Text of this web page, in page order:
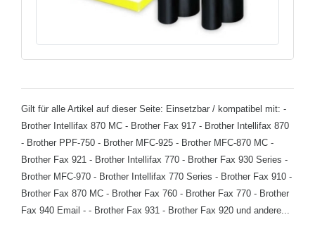
Gilt für alle Artikel auf dieser Seite: Einsetzbar / kompatibel mit: -
Brother Intellifax 870 MC - Brother Fax 917 - Brother Intellifax 870
- Brother PPF-750 - Brother MFC-925 - Brother MFC-870 MC -
Brother Fax 921 - Brother Intellifax 770 - Brother Fax 930 Series -
Brother MFC-970 - Brother Intellifax 770 Series - Brother Fax 910 -
Brother Fax 870 MC - Brother Fax 760 - Brother Fax 770 - Brother
Fax 940 Email - - Brother Fax 931 - Brother Fax 920 und andere...